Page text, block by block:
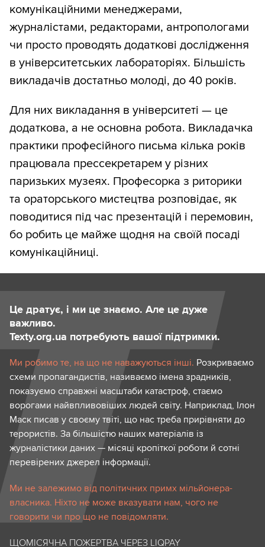
комунікаційними менеджерами,
журналістами, редакторами, антропологами
чи просто проводять додаткові дослідження
в університетських лабораторіях. Більшість
викладачів достатньо молоді, до 40 років.
Для них викладання в університеті — це
додаткова, а не основна робота. Викладачка
практики професійного письма кілька років
працювала прессекретарем у різних
паризьких музеях. Професорка з риторики
та ораторського мистецтва розповідає, як
поводитися під час презентацій і перемовин,
бо робить це майже щодня на своїй посаді
комунікаційниці.
Це дратує, і ми це знаємо. Але це дуже
важливо.
Texty.org.ua потребують вашої підтримки.
Ми робимо те, на що не наважуються інші. Розкриваємо
схеми пропагандистів, називаємо імена зрадників,
показуємо справжні масштаби катастроф, стаємо
ворогами найвпливовіших людей світу. Наприклад, Ілон
Маск писав у своєму твіті, що нас треба прирівняти до
терористів. За більшістю наших матеріалів із
журналістики даних — місяці кропіткої роботи й сотні
перевірених джерел інформації.
Ми не залежимо від політичних примх мільйонера-
власника. Ніхто не може вказувати нам, чого не
говорити чи про що не повідомляти.
ЩОМІСЯЧНА ПОЖЕРТВА ЧЕРЕЗ LIQPAY